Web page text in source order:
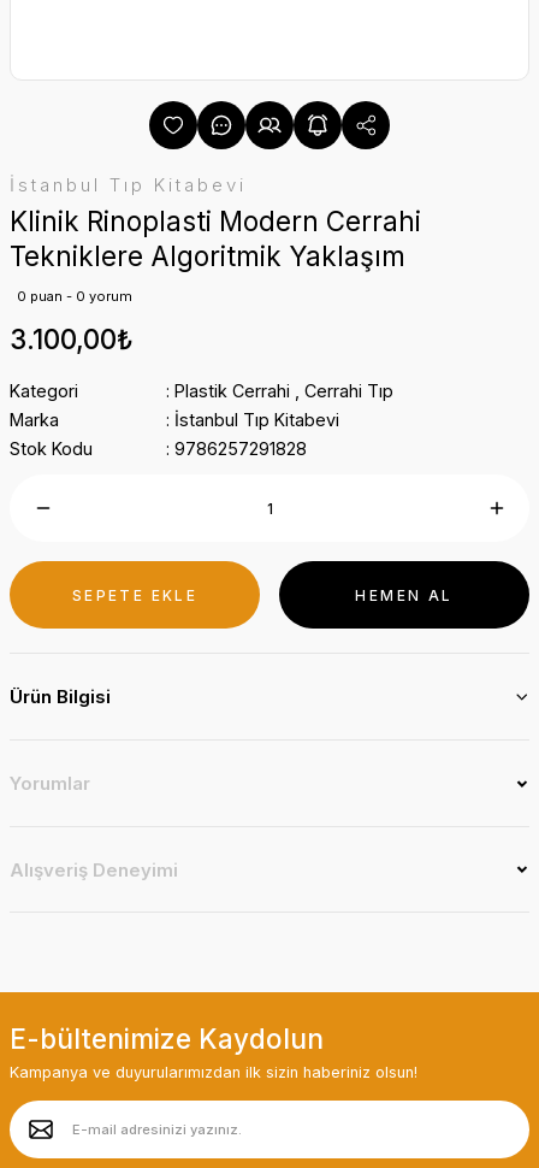
İstanbul Tıp Kitabevi
Klinik Rinoplasti Modern Cerrahi
Tekniklere Algoritmik Yaklaşım
0 puan - 0 yorum
3.100,00₺
Kategori Plastik Cerrahi
Cerrahi Tıp
Marka
İstanbul Tıp Kitabevi
Stok Kodu
9786257291828
SEPETE EKLE HEMEN AL
Ürün Bilgisi
Yorumlar
Alışveriş Deneyimi
E-bültenimize Kaydolun
Kampanya ve duyurularımızdan ilk sizin haberiniz olsun!